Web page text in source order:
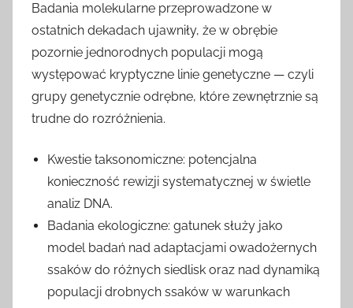
Badania molekularne przeprowadzone w
ostatnich dekadach ujawniły, że w obrębie
pozornie jednorodnych populacji mogą
występować kryptyczne linie genetyczne — czyli
grupy genetycznie odrębne, które zewnętrznie są
trudne do rozróżnienia.
Kwestie taksonomiczne: potencjalna
konieczność rewizji systematycznej w świetle
analiz DNA.
Badania ekologiczne: gatunek służy jako
model badań nad adaptacjami owadożernych
ssaków do różnych siedlisk oraz nad dynamiką
populacji drobnych ssaków w warunkach